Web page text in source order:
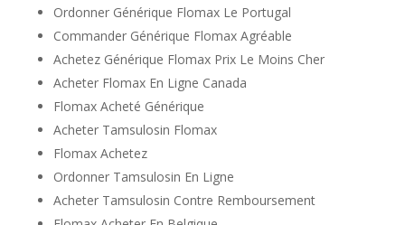
Ordonner Générique Flomax Le Portugal
Commander Générique Flomax Agréable
Achetez Générique Flomax Prix Le Moins Cher
Acheter Flomax En Ligne Canada
Flomax Acheté Générique
Acheter Tamsulosin Flomax
Flomax Achetez
Ordonner Tamsulosin En Ligne
Acheter Tamsulosin Contre Remboursement